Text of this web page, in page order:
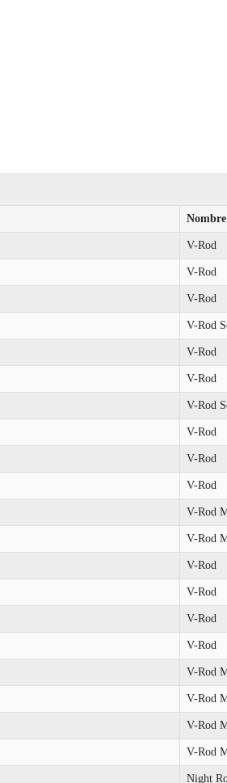
Nombre
V-Rod
V-Rod
V-Rod
V-Rod
V-Rod
V-Rod
V-Rod
V-Rod
V-Rod
V-Rod
V-Rod
V-Rod
V-Rod
V-Rod
V-Rod
V-Rod
V-Rod
V-Rod
V-Rod
V-Rod
Night